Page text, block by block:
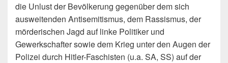
die Unlust der Bevölkerung gegenüber dem sich
ausweitenden Antisemitismus, dem Rassismus, der
mörderischen Jagd auf linke Politiker und
Gewerkschafter sowie dem Krieg unter den Augen der
Polizei durch Hitler-Faschis­ten (u.a. SA, SS) auf der